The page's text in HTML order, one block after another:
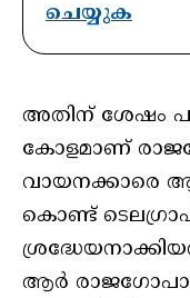
ചെയ്യുക
അതിന് ശേഷം
കോളമാണ്
വായനക്കാരെ
കൊണ്ട്
ആര്‍